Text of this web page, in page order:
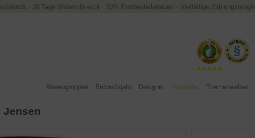
· 30 Tage Widerrufsrecht · 10% Erstbestellerrabatt · Vielfältige
Warengruppen Entwurfsjahr Designer Hersteller Themenwelten
Jensen